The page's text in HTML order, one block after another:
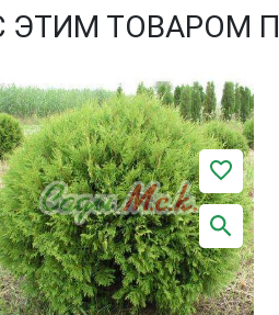
ЭТИМ ТОВАРОМ